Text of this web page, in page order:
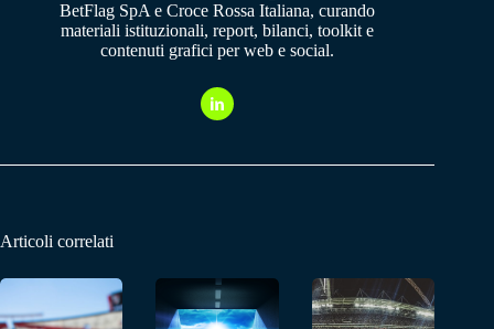
BetFlag SpA e Croce Rossa Italiana, curando
materiali istituzionali, report, bilanci, toolkit e
contenuti grafici per web e social.
Articoli correlati